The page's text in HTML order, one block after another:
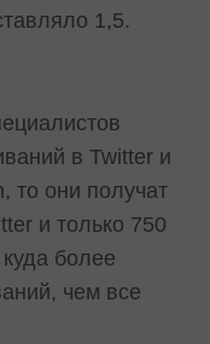
1,5.
в Twitter и
то они получат
и только 750
более
чем все